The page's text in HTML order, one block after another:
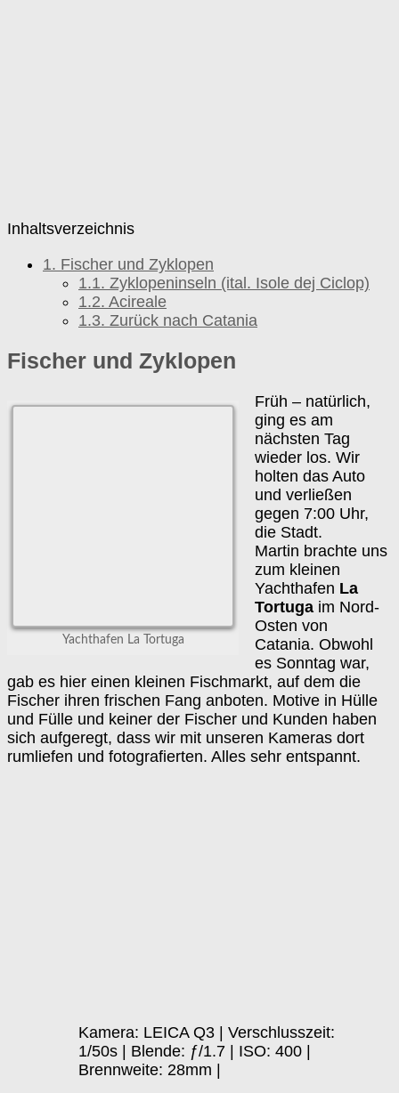
Inhaltsverzeichnis
1. Fischer und Zyklopen
1.1. Zyklopeninseln (ital. Isole dej Ciclop)
1.2. Acireale
1.3. Zurück nach Catania
Fischer und Zyklopen
Yachthafen La Tortuga
Früh – natürlich,
ging es am
nächsten Tag
wieder los. Wir
holten das Auto
und verließen
gegen 7:00 Uhr,
die Stadt.
Martin brachte uns
zum kleinen
Yachthafen La
Tortuga im Nord-
Osten von
Catania. Obwohl
es Sonntag war,
gab es hier einen kleinen Fischmarkt, auf dem die
Fischer ihren frischen Fang anboten. Motive in Hülle
und Fülle und keiner der Fischer und Kunden haben
sich aufgeregt, dass wir mit unseren Kameras dort
rumliefen und fotografierten. Alles sehr entspannt.
Kamera: LEICA Q3 | Verschlusszeit:
1/50s | Blende: ƒ/1.7 | ISO: 400 |
Brennweite: 28mm |